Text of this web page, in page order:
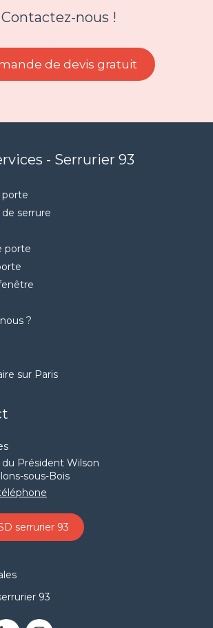
Contactez-nous !
de devis gratuit
- Serrurier 93
porte
serrure
porte
?
sur Paris
du Président Wilson
sous-Bois
serrurier 93
93